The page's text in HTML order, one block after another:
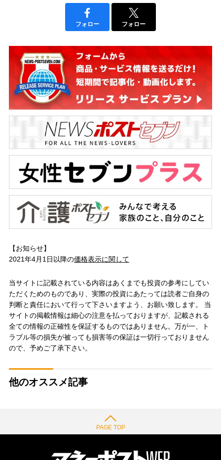
フォロー フォロー
【お知らせ】
2021年4月1日以降の価格表示に関して
当サイトに記載されている内容はあくまでも投資の参考にしてい
ただくためのものであり、実際の投資にあたっては読者ご自身の
判断と責任において行って下さいますよう、お願い致します。 当
サイトの掲載情報は細心の注意を払っておりますが、記載される
全ての情報の正確性を保証するものではありません。万が一、ト
ラブル等の損失が被っても損害等の保証は一切行っておりません
ので、予めご了承下さい。
他のオススメ記事
PAGE TOP